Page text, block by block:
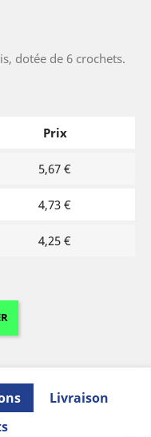
dotée de 6 crochets.
Prix
5,67 €
4,73 €
4,25 €
Livraison